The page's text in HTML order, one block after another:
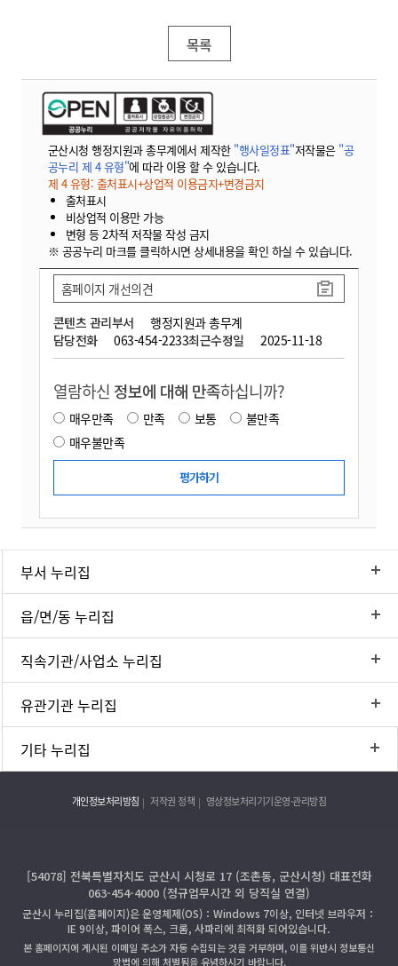
목록
군산시청 행정지원과 총무계에서 제작한 "행사일정표"저작물은 "공
공누리 제 4 유형"에 따라 이용 할 수 있습니다.
제 4 유형: 출처표시+상업적 이용금지+변경금지
출처표시
비상업적 이용만 가능
변형 등 2차적 저작물 작성 금지
※ 공공누리 마크를 클릭하시면 상세내용을 확인 하실 수 있습니다.
콘텐츠 관리부서
행정지원과 총무계
담당전화
063-454-2233최근수정일 2025-11-18
홈페이지 개선의견
열람하신 정보에 대해 만족하십니까?
매우만족 만족 보통
불만족
매우불만족
부서 누리집
읍/면/동 누리집
직속기관/사업소 누리집
유관기관 누리집
기타 누리집
개인정보처리방침 저작권 정책 영상정보처리기기운영·관리방침
[54078] 전북특별자치도 군산시 시청로 17 (조촌동, 군산시청) 대표전화
063-454-4000 (정규업무시간 외 당직실 연결)
군산시 누리집(홈페이지)은 운영체제(OS)：Windows 7이상, 인터넷 브라우저：
IE 9이상, 파이어 폭스, 크롬, 사파리에 최적화 되어있습니다.
본 홈페이지에 게시된 이메일 주소가 자동 수집되는 것을 거부하며, 이를 위반시 정보통신
망법에 의해 처벌됨을 유념하시기 바랍니다.